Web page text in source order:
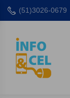
(51)3026-0679